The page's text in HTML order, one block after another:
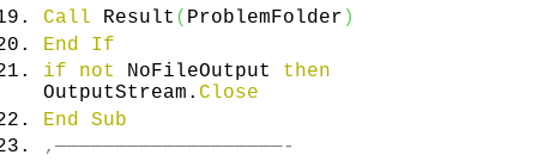
Call Result ( ProblemFolder )
End
If
if
not NoFileOutput then
OutputStream. Close
End
Sub
‚———————————————————-